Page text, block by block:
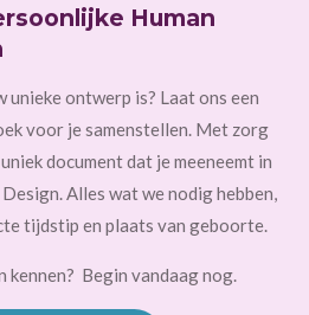
Human
ontwerp is? Laat ons een
voor je samenstellen. Met zorg
document dat je meeneemt in
Alles wat we nodig hebben,
tijdstip en plaats van geboorte.
Begin vandaag nog.